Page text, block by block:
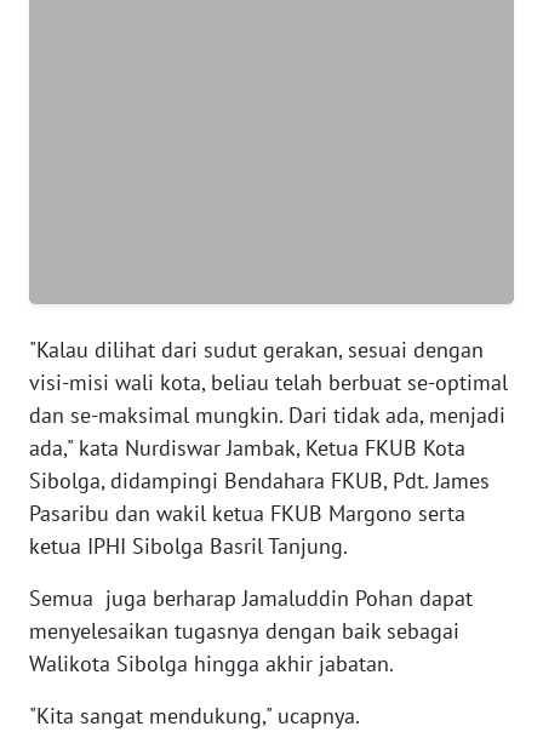
"Kalau dilihat dari sudut gerakan, sesuai dengan
visi-misi wali kota, beliau telah berbuat se-optimal
dan se-maksimal mungkin. Dari tidak ada, menjadi
ada," kata Nurdiswar Jambak, Ketua FKUB Kota
Sibolga, didampingi Bendahara FKUB, Pdt. James
Pasaribu dan wakil ketua FKUB Margono serta
ketua IPHI Sibolga Basril Tanjung.
Semua juga berharap Jamaluddin Pohan dapat
menyelesaikan tugasnya dengan baik sebagai
Walikota Sibolga hingga akhir jabatan.
"Kita sangat mendukung," ucapnya.
WN
KEPRI
WN
PAPUA
PAPUA
WN
RIAU